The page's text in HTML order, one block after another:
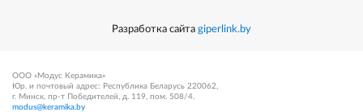
Разработка сайта giperlink.by
ООО «Модус Керамика»
Юр. и почтовый адрес: Республика Беларусь 220062,
г. Минск, пр-т Победителей, д. 119, пом. 508/4.
modus@keramika.by